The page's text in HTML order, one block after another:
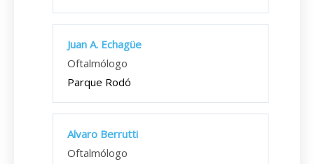
Juan A. Echagüe
Oftalmólogo
Parque Rodó
Alvaro Berrutti
Oftalmólogo